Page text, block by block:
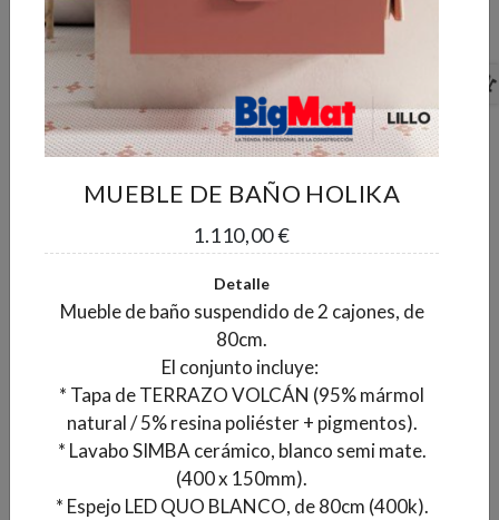
GRESITE NATURE
JUNGLE MALLA 5603
30,85 €/m2
Caja de 2,00 m :
Pedido mínimo 1 caja
GRESITE NATURE
5601 30X30
30,85 €/m 2
Caja de 2,00 m2 :
61,70 €
Pedido mínimo 1 caja
MUEBLE DE BAÑO HOLIKA
1.110,00 €
Detalle
Mueble de baño suspendido de 2 cajones, de
80cm.
El conjunto incluye:
* Tapa de TERRAZO VOLCÁN (95% mármol
natural / 5% resina poliéster + pigmentos).
* Lavabo SIMBA cerámico, blanco semi mate.
(400 x 150mm).
* Espejo LED QUO BLANCO, de 80cm (400k).